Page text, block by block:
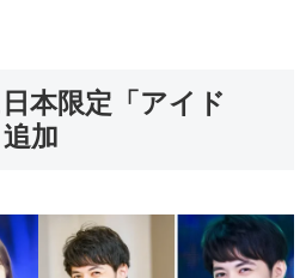
本限定「アイド
加